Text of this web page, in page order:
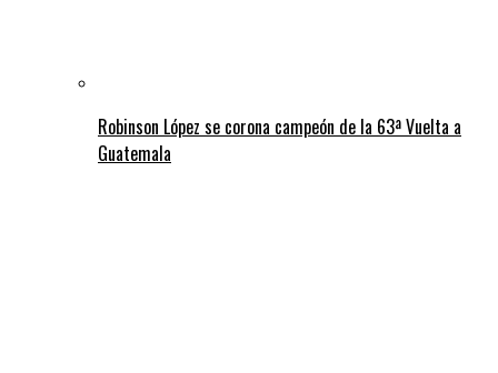
Robinson López se corona campeón de la 63ª Vuelta a
Guatemala